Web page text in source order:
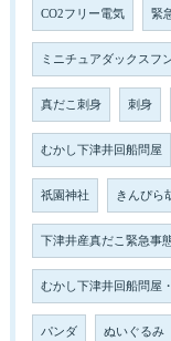
CO2フリー電気 緊
ミニチュアダックスフ
真だこ刺身 刺身
むかし下津井回船問屋
祇園神社 きんぴら
下津井産真だこ緊急事
むかし下津井回船問屋
パンダ ぬいぐるみ